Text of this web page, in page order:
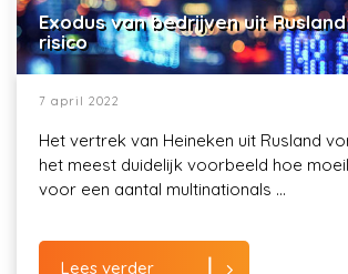
Exodus van bedrijven uit
risico
7 april 2022
Het vertrek van Heineken uit Rusland
het meest duidelijk voorbeeld hoe
voor een aantal multinationals ...
Lees verder